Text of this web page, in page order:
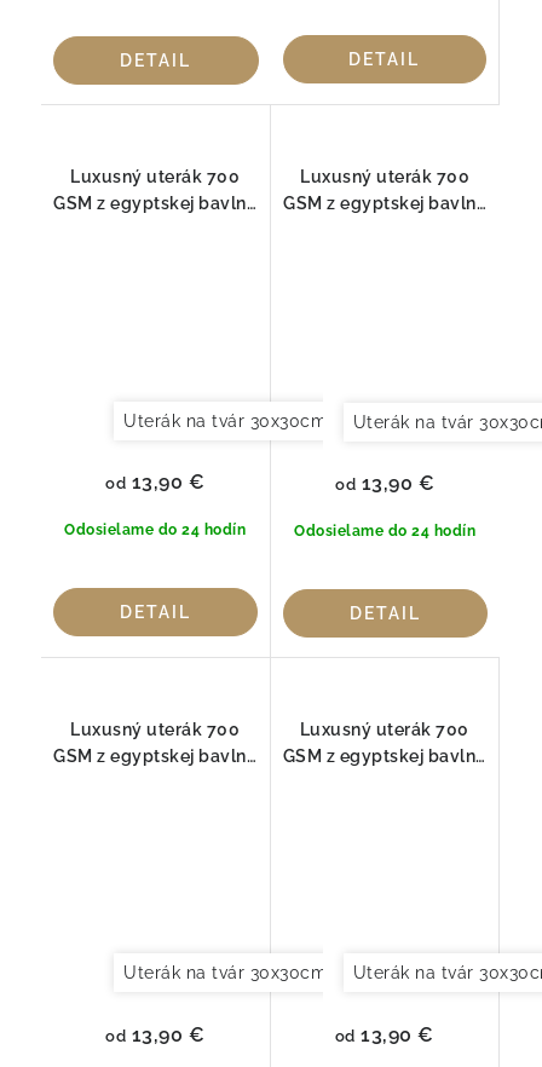
DETAIL DETAIL
Luxusný uterák 700
GSM z egyptskej bavlny
Uterák na tvár 30x30cm Uterák pre hostí
Odosielame do 24 hodín
od 13,90 €
DETAIL
Luxusný uterák 700
GSM z egyptskej bavlny
Uterák na tvár
Odosielame do 24 hodín
od 13,90 €
DETAIL
Luxusný uterák 700
GSM z egyptskej bavlny
Uterák na tvár 30x30cm Uterák pre hostí
od 13,90 €
Luxusný uterák 700
GSM z egyptskej bavlny
Uterák na tvár
od 13,90 €